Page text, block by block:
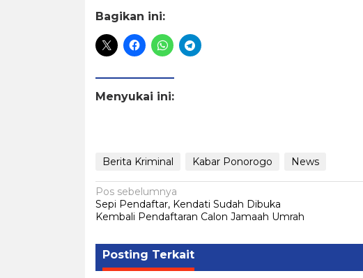
Bagikan ini:
Menyukai ini:
Berita Kriminal Kabar Ponorogo News
Navigasi
pos
Pos sebelumnya
Sepi Pendaftar, Kendati Sudah Dibuka
Kembali Pendaftaran Calon Jamaah Umrah
Posting Terkait